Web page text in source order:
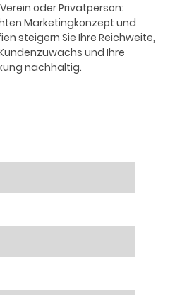
oder Privatperson:
Marketingkonzept und
steigern Sie Ihre Reichweite,
und Ihre
nachhaltig.